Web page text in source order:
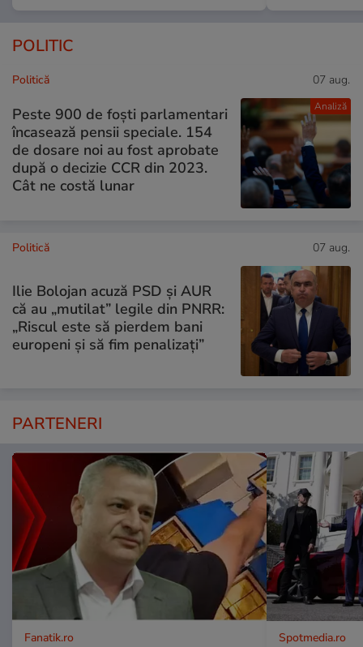
POLITIC
Analiză
Politică 07 aug.
Peste 900 de foști parlamentari
încasează pensii speciale. 154
de dosare noi au fost aprobate
după o decizie CCR din 2023.
Cât ne costă lunar
Politică 07 aug.
Ilie Bolojan acuză PSD și AUR
că au „mutilat” legile din PNRR:
„Riscul este să pierdem bani
europeni și să fim penalizați”
PARTENERI
Fanatik.ro Spotmedia.ro